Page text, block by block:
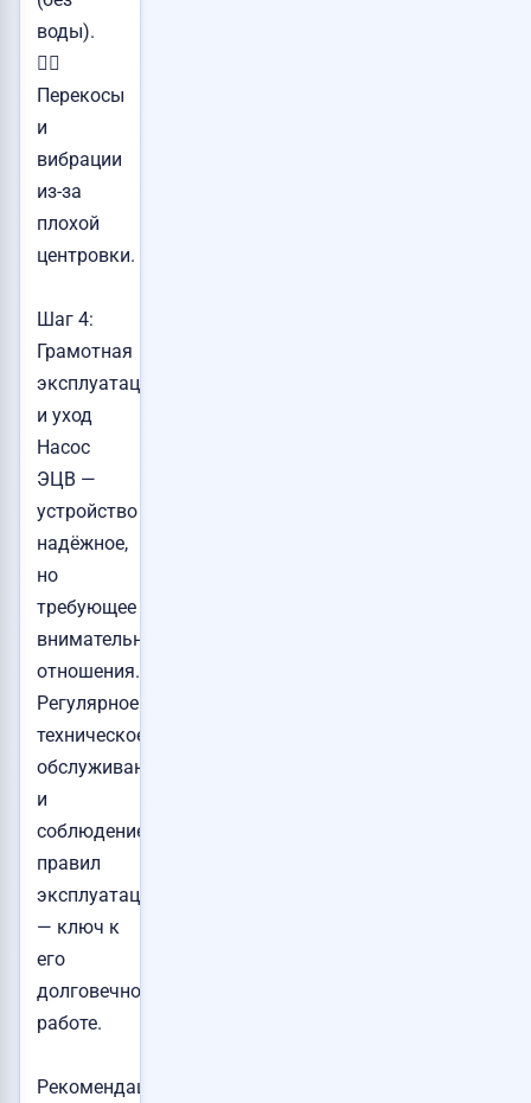
воды).
👉🏻
Перекосы
и
вибрации
из-за
плохой
центровки.
Шаг 4:
Грамотная
эксплуатация
и уход
Насос
ЭЦВ —
устройство
надёжное,
но
требующее
внимательного
отношения.
Регулярное
техническое
обслуживание
и
соблюдение
правил
эксплуатации
— ключ к
его
долговечной
работе.
Рекомендации